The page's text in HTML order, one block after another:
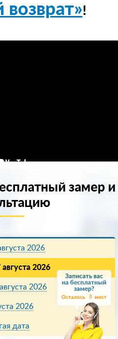
8
!
замер и
2026
2026
2026
2026
дата